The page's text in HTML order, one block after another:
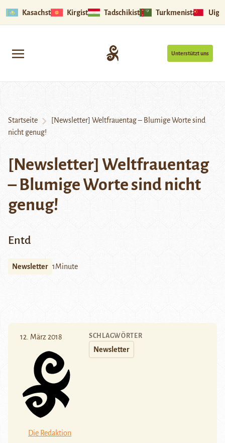
Kasachstan Kirgistan Tadschikistan Turkmenistan
Unterstützt uns
Startseite
[Newsletter] Weltfrauentag – Blumige Worte sind
nicht genug!
[Newsletter] Weltfrauentag
– Blumige Worte sind nicht
genug!
Entd
Newsletter 1Minute
12. März 2018
Die Redaktion
SCHLAGWÖRTER
Newsletter